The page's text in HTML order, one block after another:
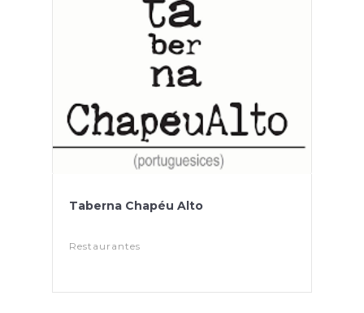
Taberna Chapéu Alto
Restaurantes